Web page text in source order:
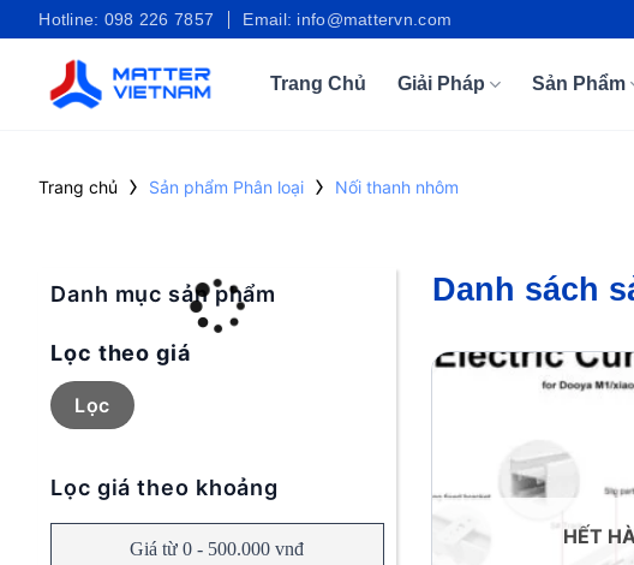
qua
Email: info@mattervn.com
Hotline: 098 226 7857
Trang Chủ Giải Pháp Sản Phẩm
Trang chủ › Sản phẩm Phân loại › Nối thanh nhôm
Danh mục sản phẩm
Lọc theo giá
Giá
tối
thiểu
Giá
tối
đa
Lọc
Lọc giá theo khoảng
Giá từ 0 - 500.000 vnđ
Danh sách
HẾT